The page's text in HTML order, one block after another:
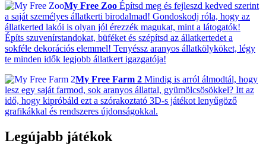
My Free Zoo Építsd meg és fejleszd kedved szerint
a saját személyes állatkerti birodalmad! Gondoskodj róla, hogy az
állatkerted lakói is olyan jól érezzék magukat, mint a látogatók!
Építs szuvenírstandokat, büféket és szépítsd az állatkertedet a
sokféle dekorációs elemmel! Tenyéssz aranyos állatkölyköket, légy
te minden idők legjobb állatkert igazgatója!
My Free Farm 2 Mindig is arról álmodtál, hogy
lesz egy saját farmod, sok aranyos állattal, gyümölcsösökkel? Itt az
idő, hogy kipróbáld ezt a szórakoztató 3D-s játékot lenyűgöző
grafikákkal és rendszeres újdonságokkal.
Legújabb játékok